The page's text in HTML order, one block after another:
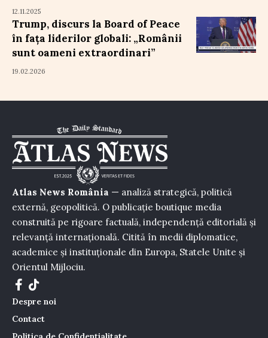
12.11.2025
Trump, discurs la Board of Peace
în fața liderilor globali: „Românii
sunt oameni extraordinari”
19.02.2026
Atlas News România — analiză strategică, politică
externă, geopolitică. O publicație boutique media
construită pe rigoare factuală, independență editorială și
relevanță internațională. Citită în medii diplomatice,
academice și instituționale din Europa, Statele Unite și
Orientul Mijlociu.
Despre noi
Contact